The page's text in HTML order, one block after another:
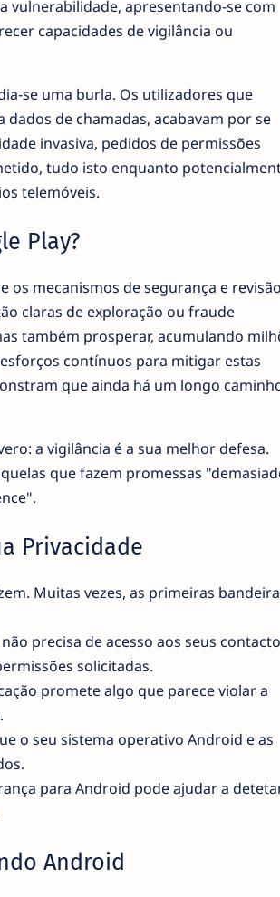
vulnerabilidade, apresentando-se com
capacidades de vigilância ou
se uma burla. Os utilizadores que
de chamadas, acabavam por se
invasiva, pedidos de permissões
tudo isto enquanto
telemóveis.
Play?
os mecanismos de segurança e
claras de exploração ou fraude
também prosperar, acumulando
contínuos para mitigar estas
que ainda há um longo
a vigilância é a sua melhor defesa.
que fazem promessas
Privacidade
Muitas vezes, as primeiras
precisa de acesso aos seus
solicitadas.
promete algo que parece violar a
o seu sistema operativo Android e as
para Android pode ajudar a
Android